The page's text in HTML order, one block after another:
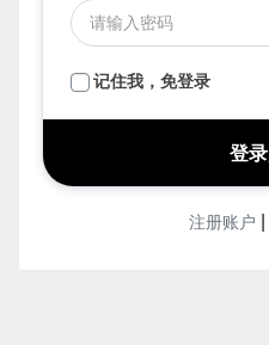
记住我，免登录
注册账户